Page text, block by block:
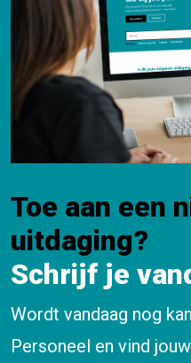
Toe aan een
uitdaging?
Schrijf je
Wordt vandaag nog
Personeel en vind